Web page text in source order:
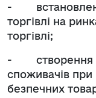
-
торгівлі на
торгівлі;
- створення
споживачів при
безпечних